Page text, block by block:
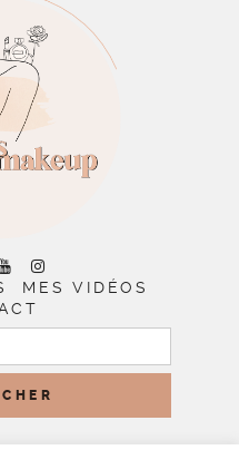
MES VIDÉOS
: